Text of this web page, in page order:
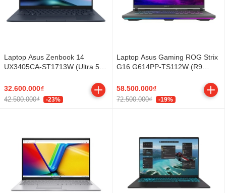
Laptop Asus Zenbook 14
UX3405CA-ST1713W (Ultra 5
inch 3K/ 120Hz/ Win11/ Blue/ Vỏ
nhôm/ Túi)
32.600.000₫
42.500.000₫ -23%
Laptop Asus Gaming ROG Strix
G16 G614PP-TS112W (R9
RTX 5070 8GB/ 16 inch 2.5K/
300Hz/ Win11/ Gray/ Vỏ nhôm)
58.500.000₫
72.500.000₫ -19%